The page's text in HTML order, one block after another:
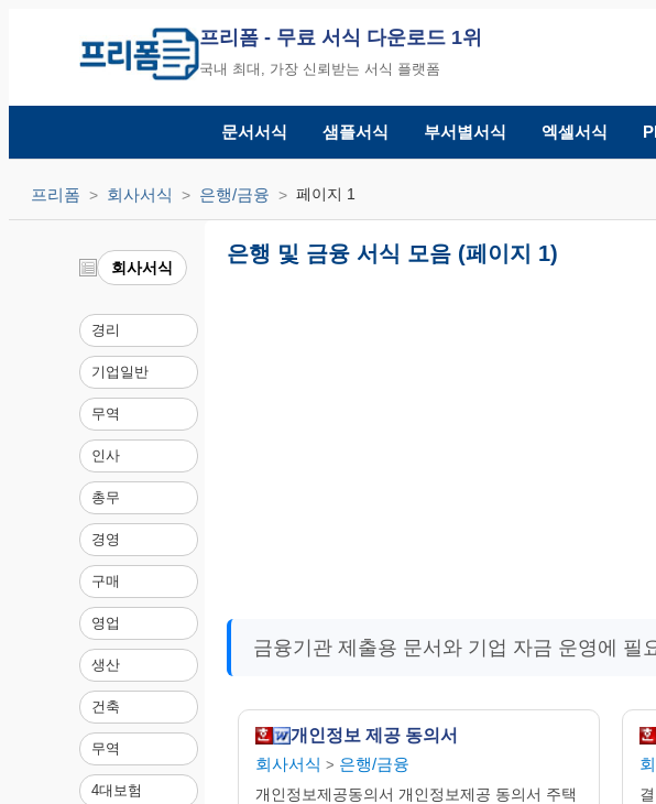
프리폼 - 무료 서식 다운로드 1위
국내 최대, 가장 신뢰받는 서식 플랫폼
문서서식 샘플서식 부서별서식 엑셀서식
프리폼 회사서식 은행/금융 페이지 1
회사서식
경리
기업일반
무역
인사
총무
경영
구매
영업
생산
건축
무역
4대보험
은행 및 금융 서식 모음 (페이지 1)
금융기관 제출용 문서와 기업 자금 운영에 필
개인정보 제공 동의서
회사서식 > 은행/금융
개인정보제공동의서 개인정보제공 동의서 주택